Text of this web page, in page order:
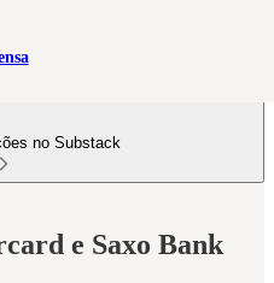
no Substack
e Saxo Bank